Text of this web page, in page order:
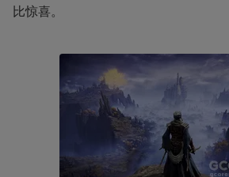
比惊喜。